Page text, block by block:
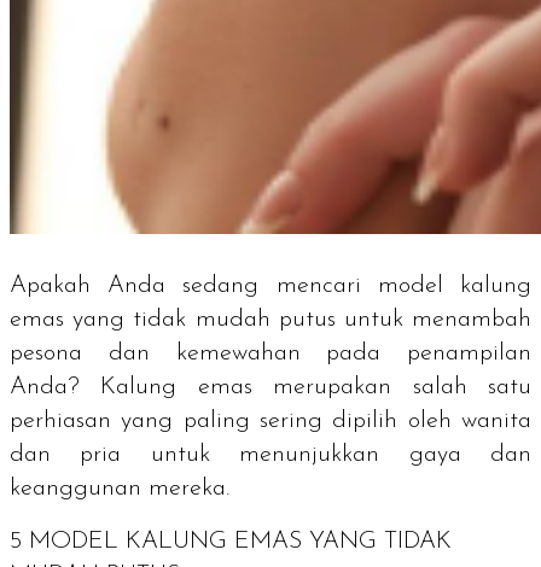
Apakah Anda sedang mencari model kalung
emas yang tidak mudah putus untuk menambah
pesona dan kemewahan pada penampilan
Anda? Kalung emas merupakan salah satu
perhiasan yang paling sering dipilih oleh wanita
dan pria untuk menunjukkan gaya dan
keanggunan mereka.
5 MODEL KALUNG EMAS YANG TIDAK